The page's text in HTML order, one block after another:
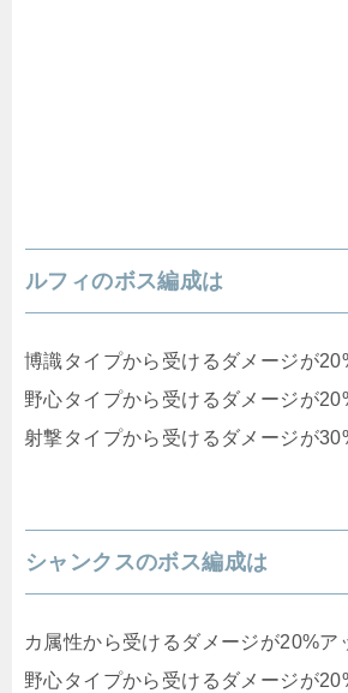
ルフィのボス編成は
博識タイプから受けるダメージが
野心タイプから受けるダメージが
射撃タイプから受けるダメージが
シャンクスのボス編成は
カ属性から受けるダメージが20%ア
野心タイプから受けるダメージが